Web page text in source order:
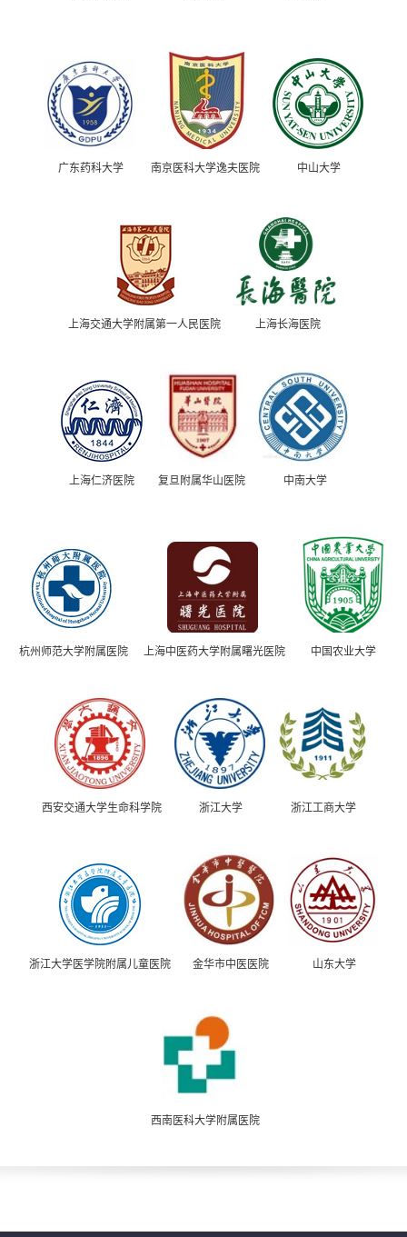
广东药科大学 南京医科大学逸夫医院 中山大学
上海交通大学附属第一人民医院 上海长海医院
上海仁济医院 复旦附属华山医院 中南大学
杭州师范大学附属医院 上海中医药大学附属曙光医院 中国农业大学
西安交通大学生命科学院 浙江大学 浙江工商大学
浙江大学医学院附属儿童医院 金华市中医医院 山东大学
西南医科大学附属医院